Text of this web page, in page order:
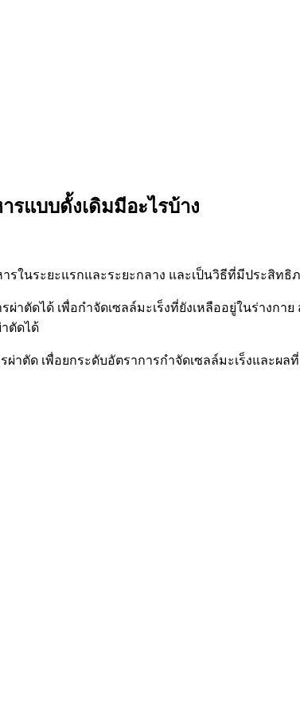
รแบบดั้งเดิมมีอะไรบ้าง
รในระยะแรกและระยะกลาง และเป็นวิธีที่มีประสิทธิ
าตัดได้ เพื่อกำจัดเซลล์มะเร็งที่ยังเหลืออยู่ในร่างก
ตัดได้
าตัด เพื่อยกระดับอัตราการกำจัดเซลล์มะเร็งและ